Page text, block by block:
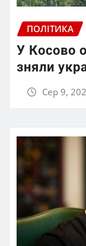
ПОЛІТИКА
У Косово
зняли
Сер 9,